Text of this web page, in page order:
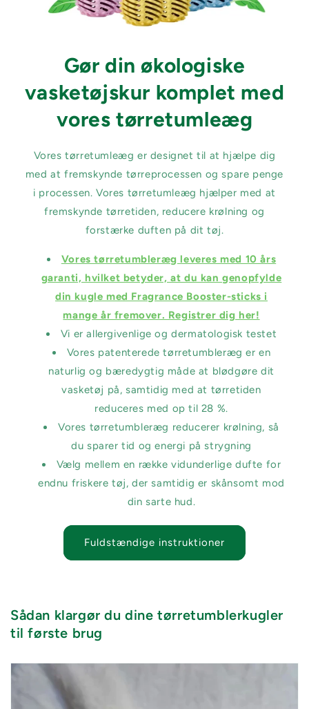
Gør din økologiske
vasketøjskur komplet med
vores tørretumleæg
Vores tørretumleæg er designet til at hjælpe dig
med at fremskynde tørreprocessen og spare penge
i processen. Vores tørretumleæg hjælper med at
fremskynde tørretiden, reducere krølning og
forstærke duften på dit tøj.
Vores tørretumbleræg leveres med 10 års
garanti, hvilket betyder, at du kan genopfylde
din kugle med Fragrance Booster-sticks i
mange år fremover. Registrer dig her!
Vi er allergivenlige og dermatologisk testet
Vores patenterede tørretumbleræg er en
naturlig og bæredygtig måde at blødgøre dit
vasketøj på, samtidig med at tørretiden
reduceres med op til 28 %.
Vores tørretumbleræg reducerer krølning, så
du sparer tid og energi på strygning
Vælg mellem en række vidunderlige dufte for
endnu friskere tøj, der samtidig er skånsomt mod
din sarte hud.
Fuldstændige instruktioner
Sådan klargør du dine tørretumblerkugler
til første brug